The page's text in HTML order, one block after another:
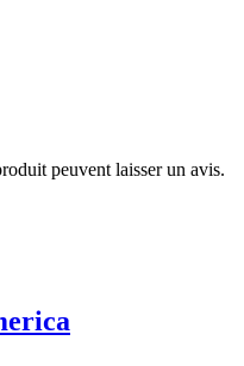
peuvent laisser un avis.